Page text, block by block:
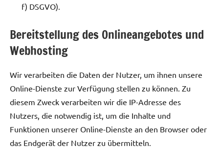
f) DSGVO).
Bereitstellung des Onlineangebotes und
Webhosting
Wir verarbeiten die Daten der Nutzer, um ihnen unsere
Online-Dienste zur Verfügung stellen zu können. Zu
diesem Zweck verarbeiten wir die IP-Adresse des
Nutzers, die notwendig ist, um die Inhalte und
Funktionen unserer Online-Dienste an den Browser oder
das Endgerät der Nutzer zu übermitteln.